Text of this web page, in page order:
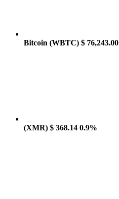
Bitcoin (WBTC) $ 76,243.00
(XMR) $ 368.14 0.9%